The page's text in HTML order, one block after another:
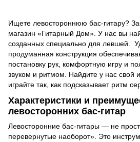
Ищете левостороннюю бас-гитару?
магазин «Гитарный Дом». У нас вы
созданных специально для левшей.
продуманная конструкция
постановку рук, комфортную игру и
звуком и ритмом. Найдите у нас свой
играйте так, как подсказывает ритм
Характеристики и
левосторонних бас-гитар
Левосторонние бас-гитары — не
перевернутые наоборот». Это